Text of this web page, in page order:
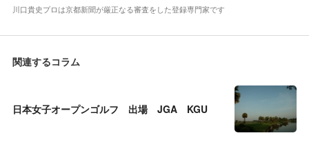
川口貴史プロは京都新聞が厳正なる審査をした登録専門家です
関連するコラム
日本女子オープンゴルフ 出場 JGA KGU